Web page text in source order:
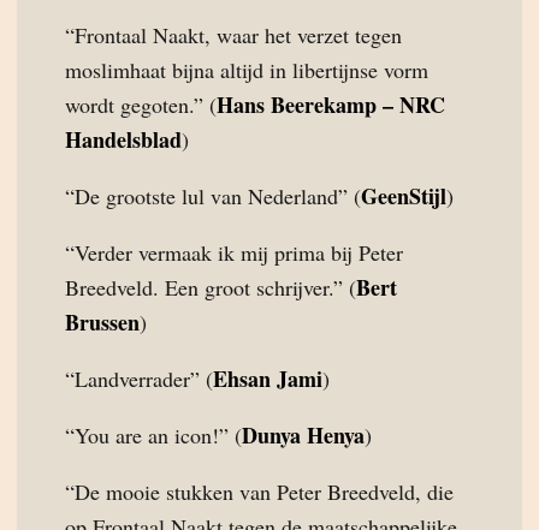
“Frontaal Naakt, waar het verzet tegen
moslimhaat bijna altijd in libertijnse vorm
wordt gegoten.” (Hans Beerekamp – NRC
Handelsblad)
“De grootste lul van Nederland” (GeenStijl)
“Verder vermaak ik mij prima bij Peter
Breedveld. Een groot schrijver.” (Bert
Brussen)
“Landverrader” (Ehsan Jami)
“You are an icon!” (Dunya Henya)
“De mooie stukken van Peter Breedveld, die